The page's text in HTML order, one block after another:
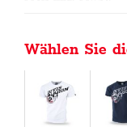
Wählen Sie